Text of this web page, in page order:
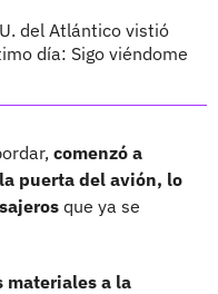
del Atlántico vistió
día: Sigo viéndome
comenzó a
puerta del avión, lo
que ya se
materiales a la